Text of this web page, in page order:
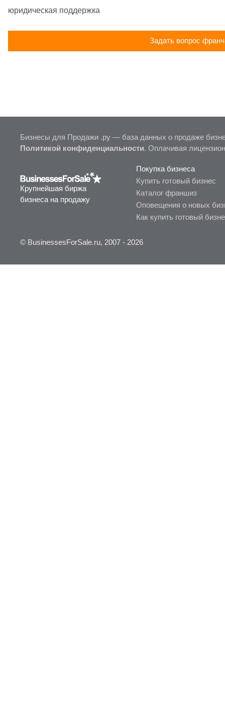
юридическая поддержка
Задать вопрос
Бизнесы для Продажи .ру — база данных о продаже
Политикой конфиденциальности. Оплачивая
Крупнейшая биржа
бизнеса на продажу
Покупка бизнеса
Купить готовый бизнес
Каталог франшиз
Оповещения о новых
Как купить готовый
© BusinessesForSale.ru, 2007 - 2026